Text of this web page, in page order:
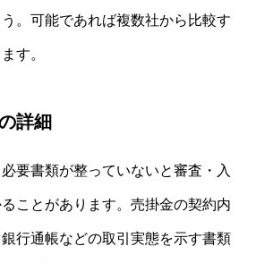
。可能であれば複数社から比較す
す。
詳細
要書類が整っていないと審査・入
ことがあります。売掛金の契約内
行通帳などの取引実態を示す書類